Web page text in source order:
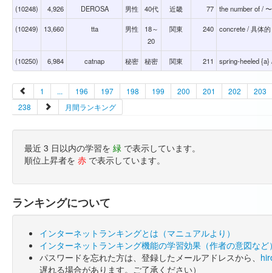
(10248) 4,926 DEROSA 男性 40代 近畿 77 the number of /
(10249) 13,660 tta 男性
18～
20
関東 240 concrete / 具体的
(10250) 6,984 catnap 秘密 秘密 関東 211 spring-heeled
1 ... 196 197 198 199 200 201 202
203
238
月間ランキング
最近 3 日以内の学習を 緑 で表示しています。
順位上昇者を 赤 で表示しています。
ランキングについて
インターネットランキングとは（マニュアルより）
インターネットランキング機能の学習効果（作者の意図など
パスワードを忘れた方は、登録したメールアドレスから、
遅れる場合があります。ご了承ください）